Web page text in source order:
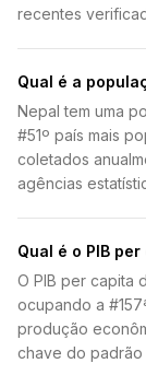
recentes
Qual é a
Nepal tem uma
#51º país mais
coletados
agências
Qual é o PIB
O PIB per capita
ocupando a
produção
chave do padrão